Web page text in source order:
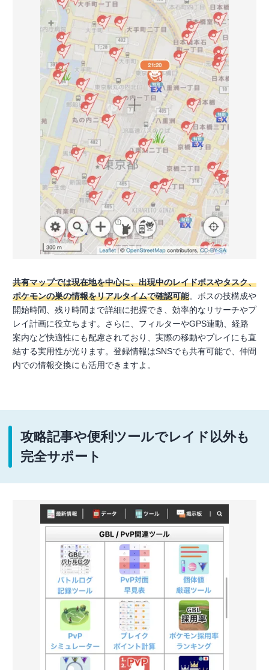
共有マップでは現在地を中心に、出現中のレイドボスやタスク、
ポケモンの巣の情報をリアルタイムで確認可能。ボスの技構成や
開始時間、残り時間まで詳細に把握でき、効率的なリサーチやプ
レイ計画に役立ちます。さらに、フィルターやGPS連動、経路
案内など快適性にも配慮されており、実際の移動やプレイにも直
結する実用性が光ります。登録情報はSNSでも共有可能で、仲間
内での情報交換にも活用できますよ。
攻略記事や便利ツールでレイド以外も
完全サポート